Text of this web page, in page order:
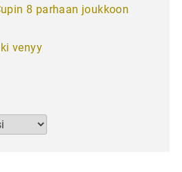
8 parhaan joukkoon
venyy